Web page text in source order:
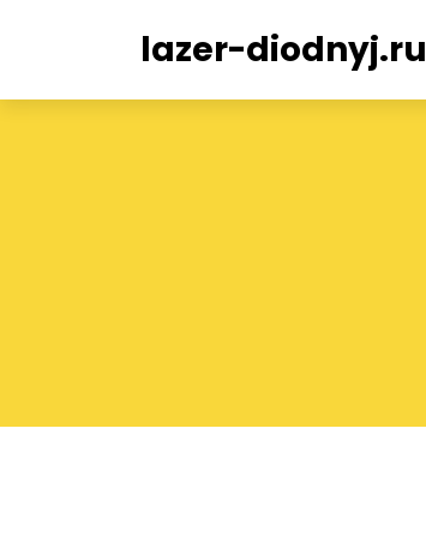
lazer-diodnyj.ru